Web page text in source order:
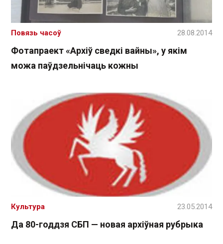
Фотапраект «Архіў сведкі вайны», у якім
можа паўдзельнічаць кожны
Повязь часоў 28.08.2014
Да 80-годдзя СБП — новая архіўная рубрыка
Культура 23.05.2014